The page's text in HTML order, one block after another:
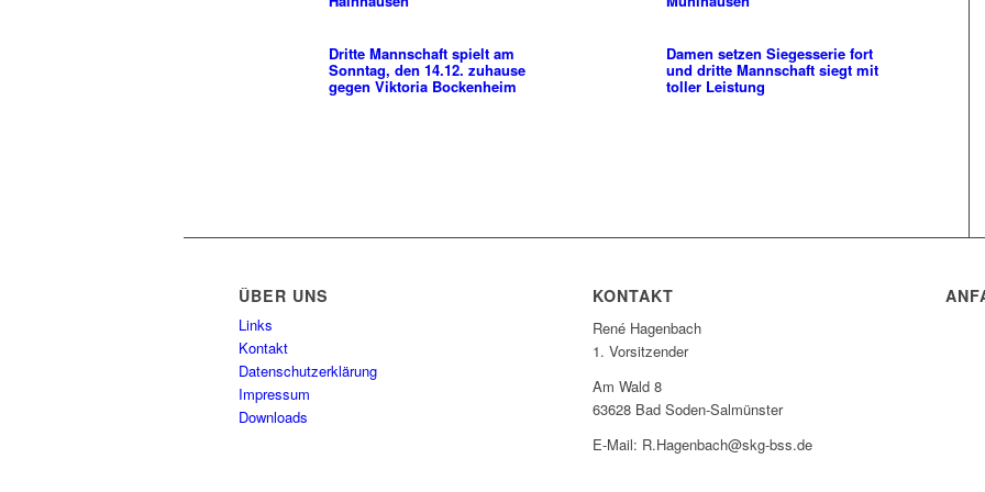
Dritte Mannschaft spielt am
Sonntag, den 14.12. zuhause
gegen Viktoria Bockenheim
Damen setzen Siegesserie fort
und dritte Mannschaft siegt mit
toller Leistung
ÜBER UNS
Links
Kontakt
Datenschutzerklärung
Impressum
Downloads
KONTAKT
René Hagenbach
1. Vorsitzender
Am Wald 8
63628 Bad Soden-Salmünster
E-Mail: R.Hagenbach@skg-bss.de